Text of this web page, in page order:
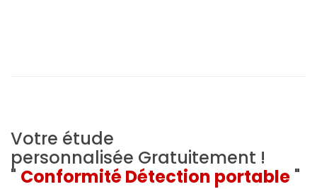
Votre étude
personnalisée Gratuitement !
" Conformité Détection portable "